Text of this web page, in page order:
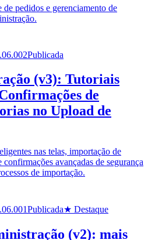
pedidos e gerenciamento de
Publicada
(v3): Tutoriais
de
no Upload de
nas telas, importação de
avançadas de segurança
de importação.
Publicada★ Destaque
(v2): mais